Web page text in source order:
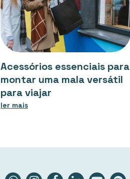
Acessórios essenciais para
montar uma mala versátil
para viajar
ler mais